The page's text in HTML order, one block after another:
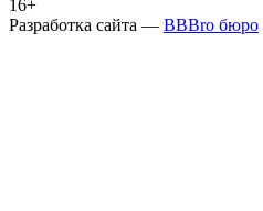
16+
Разработка сайта — BBBro бюро